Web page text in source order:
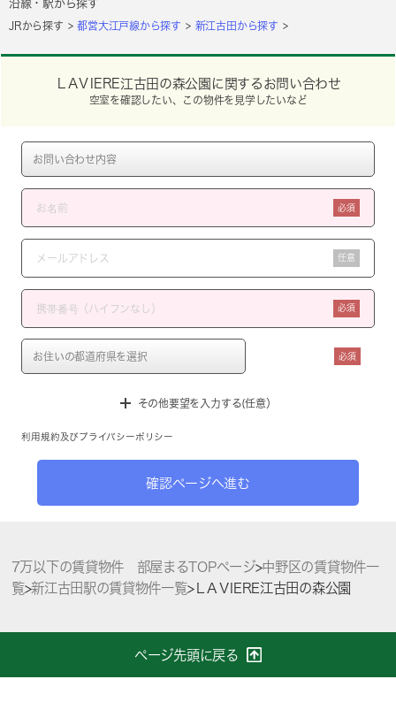
沿線・駅から探す
JRから探す 都営大江戸線から探す 新江古田から探す
ＬAＶIERE江古田の森公園に関するお問い合わせ
空室を確認したい、この物件を見学したいなど
必須
任意
必須
必須
その他要望を入力する(任意）
利用規約 及び プライバシーポリシー
確認ページへ進む
7万以下の賃貸物件 部屋まるTOPページ>中野区の賃貸物件一
覧>新江古田駅の賃貸物件一覧>ＬAＶIERE江古田の森公園
ページ先頭に戻る